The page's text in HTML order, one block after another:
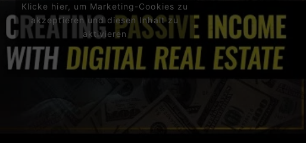
Klicke hier, um Marketing-Cookies zu
akzeptieren und diesen Inhalt zu
aktivieren